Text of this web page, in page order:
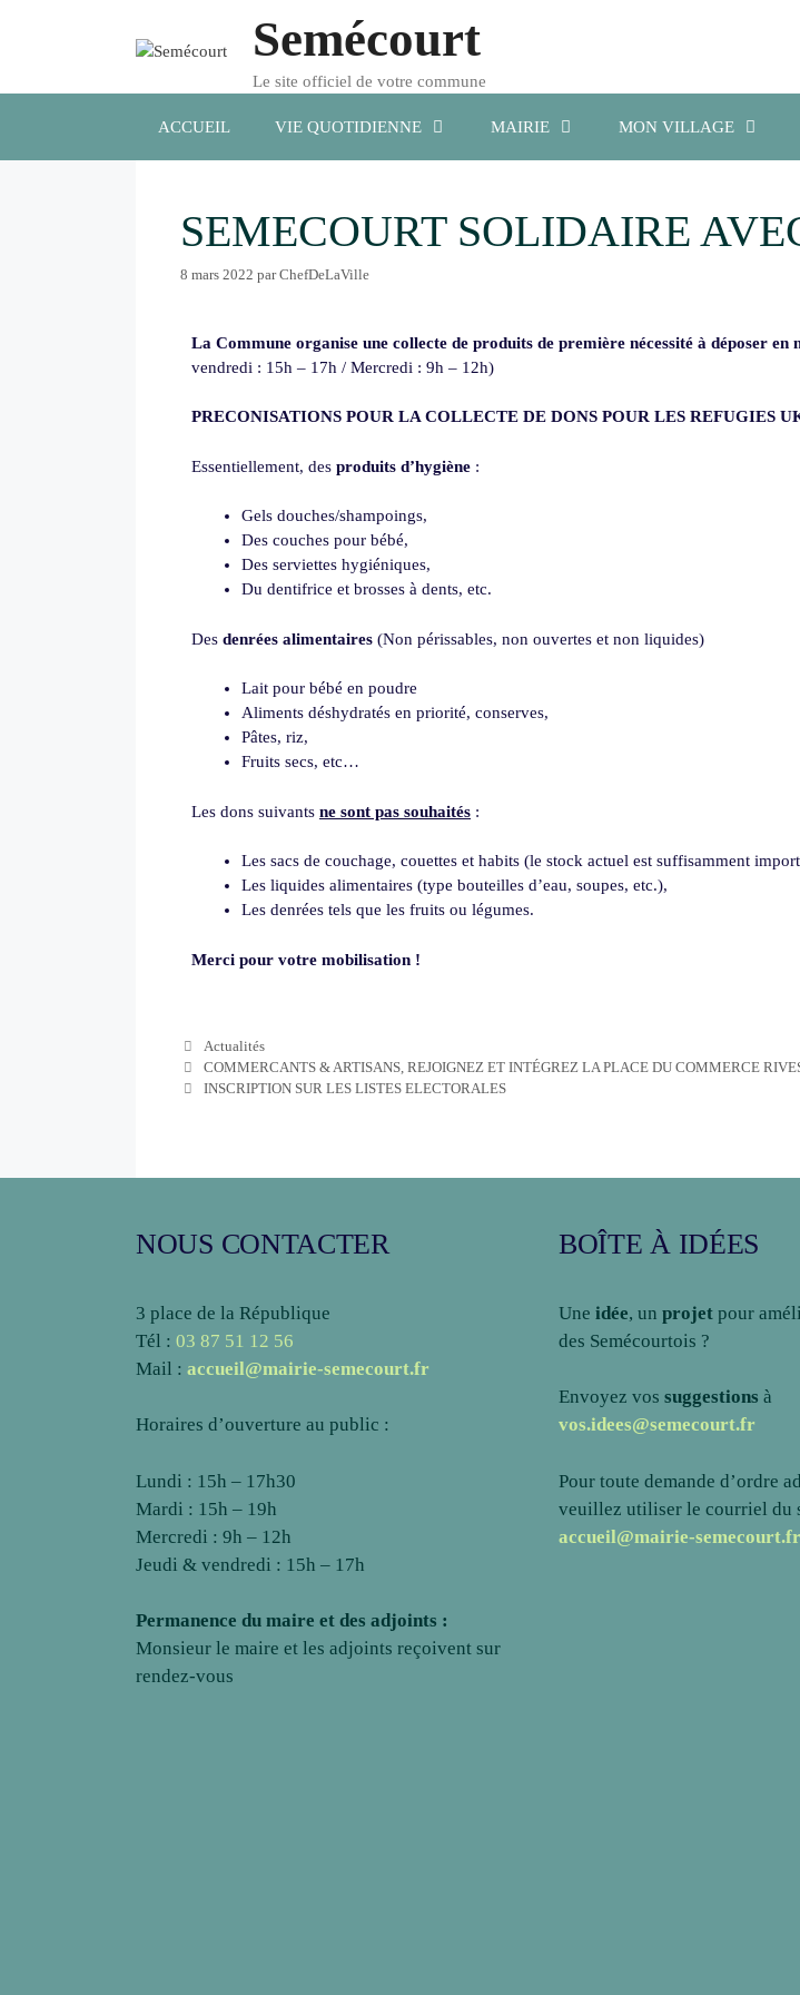
Semécourt
Le site officiel de votre commune
ACCUEIL VIE QUOTIDIENNE MAIRIE MON VILLAGE
SEMECOURT SOLIDAIRE
8 mars 2022 parChefDeLaVille
La Commune organise une collecte de produits de première nécessité à déposer
vendredi : 15h – 17h / Mercredi : 9h – 12h)
PRECONISATIONS POUR LA COLLECTE DE DONS POUR LES REFUGIES
Essentiellement, des produits d’hygiène :
Gels douches/shampoings,
Des couches pour bébé,
Des serviettes hygiéniques,
Du dentifrice et brosses à dents, etc.
Des denrées alimentaires (Non périssables, non ouvertes et non liquides)
Lait pour bébé en poudre
Aliments déshydratés en priorité, conserves,
Pâtes, riz,
Fruits secs, etc…
Les dons suivants ne sont pas souhaités :
Les sacs de couchage, couettes et habits (le stock actuel est suffisamment
Les liquides alimentaires (type bouteilles d’eau, soupes, etc.),
Les denrées tels que les fruits ou légumes.
Merci pour votre mobilisation !
Actualités
COMMERCANTS & ARTISANS, REJOIGNEZ ET INTÉGREZ LA PLACE DU COMMERCE
INSCRIPTION SUR LES LISTES ELECTORALES
NOUS CONTACTER
3 place de la République
Tél : 03 87 51 12 56
Mail : accueil@mairie-semecourt.fr
Horaires d’ouverture au public :
Lundi : 15h – 17h30
Mardi : 15h – 19h
Mercredi : 9h – 12h
Jeudi & vendredi : 15h – 17h
Permanence du maire et des adjoints :
Monsieur le maire et les adjoints reçoivent sur
rendez-vous
BOÎTE À IDÉES
Une idée, un projetpour
des Semécourtois ?
Envoyez vos suggestions à
vos.idees@semecourt.fr
Pour toute demande d’ordre
veuillez utiliser le courriel du
accueil@mairie-semecourt.fr